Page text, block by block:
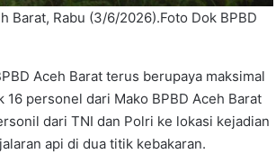
Barat, Rabu (3/6/2026).Foto Dok BPBD
Aceh Barat terus berupaya maksimal
personel dari Mako BPBD Aceh Barat
dari TNI dan Polri ke lokasi kejadian
api di dua titik kebakaran.